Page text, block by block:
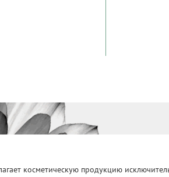
косметическую продукцию